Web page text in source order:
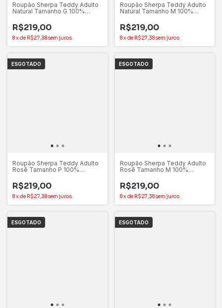
Roupão Sherpa Teddy Adulto
Natural Tamanho G 100%
R$219,00
8x de R$27,38sem juros
Roupão Sherpa Teddy Adulto
Natural Tamanho M 100%
R$219,00
8x de R$27,38sem juros
ESGOTADO
Roupão Sherpa Teddy Adulto
Rosê Tamanho P 100%
R$219,00
8xde R$27,38sem juros
ESGOTADO
Roupão Sherpa Teddy Adulto
Rosê Tamanho M 100%
R$219,00
8xde R$27,38sem juros
ESGOTADO ESGOTADO